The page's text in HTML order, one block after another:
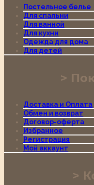
Постельное белье
Для спальни
Для ванной
Для кухни
Одежда для дома
Для детей
Доставка и Оплата
Обмен и возврат
Договор-оферта
Избранное
Регистрация
Мой аккаунт